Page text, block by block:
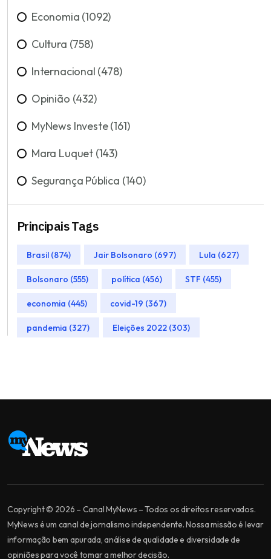
Economia (1092)
Cultura (758)
Internacional (478)
Opinião (432)
MyNews Investe (161)
Mara Luquet (143)
Segurança Pública (140)
Principais Tags
Brasil (874) Jair Bolsonaro (697) Lula (627)
Bolsonaro (555) política (456) STF (455)
economia (445) covid-19 (367)
pandemia (327) Eleições 2022 (303)
Copyright © 2026 – Canal MyNews – Todos os direitos reservados.
MyNews é um canal de jornalismo independente. Nossa missão é levar
informação bem apurada, análise de qualidade e diversidade de
opiniões para você tomar a melhor decisão.